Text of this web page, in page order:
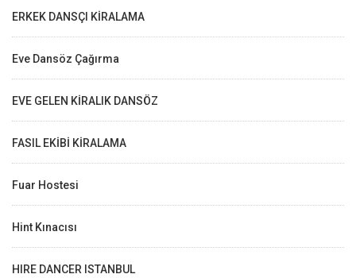
ERKEK DANSÇI KİRALAMA
Eve Dansöz Çağırma
EVE GELEN KİRALIK DANSÖZ
FASIL EKİBİ KİRALAMA
Fuar Hostesi
Hint Kınacısı
HIRE DANCER ISTANBUL